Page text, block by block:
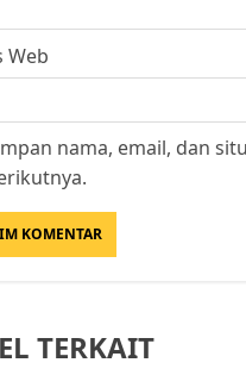
Web
nama, email, dan
TERKAIT